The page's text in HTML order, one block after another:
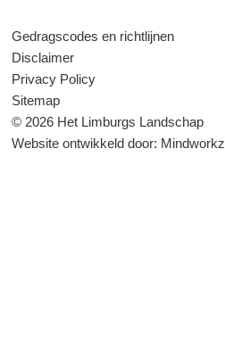
Gedragscodes en richtlijnen
Disclaimer
Privacy Policy
Sitemap
© 2026 Het Limburgs Landschap
Website ontwikkeld door: Mindworkz